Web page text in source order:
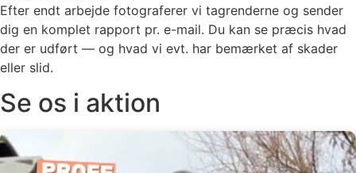
Efter endt arbejde fotograferer vi tagrenderne og sender
dig en komplet rapport pr. e-mail. Du kan se præcis hvad
der er udført — og hvad vi evt. har bemærket af skader
eller slid.
Se os i aktion